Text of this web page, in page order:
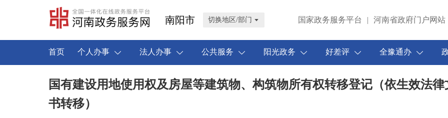
南阳市 切换地区/部门 国家政务服务平台 | 河南省政府门户网站
首页 个人办事 法人办事 公共服务 阳光政务 好差评 全豫通办
国有建设用地使用权及房屋等建筑物、构筑物所有权转移登记（依生效法律
书转移）